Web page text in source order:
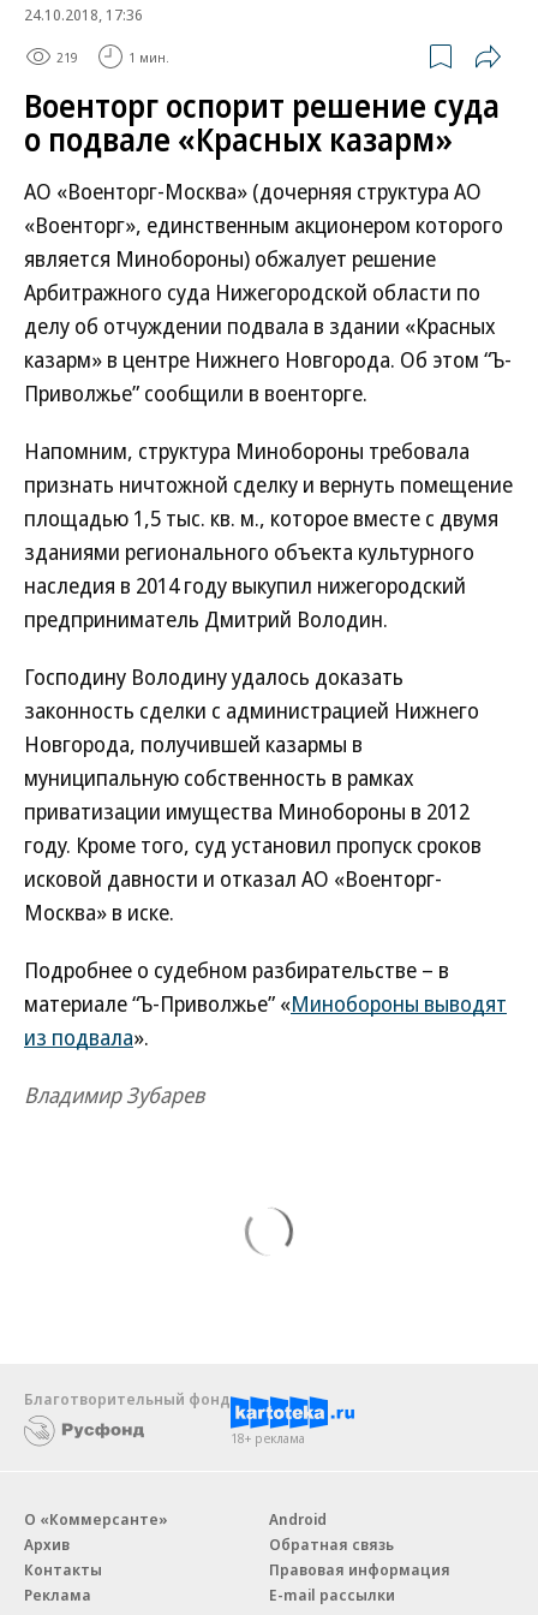
24.10.2018, 17:36
219 1 мин.
Военторг оспорит решение суда
о подвале «Красных казарм»
АО «Военторг-Москва» (дочерняя структура АО
«Военторг», единственным акционером которого
является Минобороны) обжалует решение
Арбитражного суда Нижегородской области по
делу об отчуждении подвала в здании «Красных
казарм» в центре Нижнего Новгорода. Об этом “Ъ-
Приволжье” сообщили в военторге.
Напомним, структура Минобороны требовала
признать ничтожной сделку и вернуть помещение
площадью 1,5 тыс. кв. м., которое вместе с двумя
зданиями регионального объекта культурного
наследия в 2014 году выкупил нижегородский
предприниматель Дмитрий Володин.
Господину Володину удалось доказать
законность сделки с администрацией Нижнего
Новгорода, получившей казармы в
муниципальную собственность в рамках
приватизации имущества Минобороны в 2012
году. Кроме того, суд установил пропуск сроков
исковой давности и отказал АО «Военторг-
Москва» в иске.
Подробнее о судебном разбирательстве – в
материале “Ъ-Приволжье” «Минобороны выводят
из подвала».
Владимир Зубарев
Благотворительный фонд
18+ реклама
О «Коммерсанте»
Архив
Контакты
Реклама
Android
Обратная связь
Правовая информация
E-mail рассылки